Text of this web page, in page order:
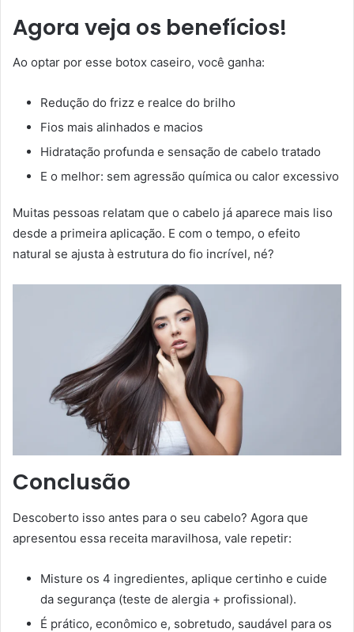
Agora veja os benefícios!
Ao optar por esse botox caseiro, você ganha:
Redução do frizz e realce do brilho
Fios mais alinhados e macios
Hidratação profunda e sensação de cabelo tratado
E o melhor: sem agressão química ou calor excessivo
Muitas pessoas relatam que o cabelo já aparece mais liso
desde a primeira aplicação. E com o tempo, o efeito
natural se ajusta à estrutura do fio incrível, né?
Conclusão
Descoberto isso antes para o seu cabelo? Agora que
apresentou essa receita maravilhosa, vale repetir:
Misture os 4 ingredientes, aplique certinho e cuide
da segurança (teste de alergia + profissional).
É prático, econômico e, sobretudo, saudável para os